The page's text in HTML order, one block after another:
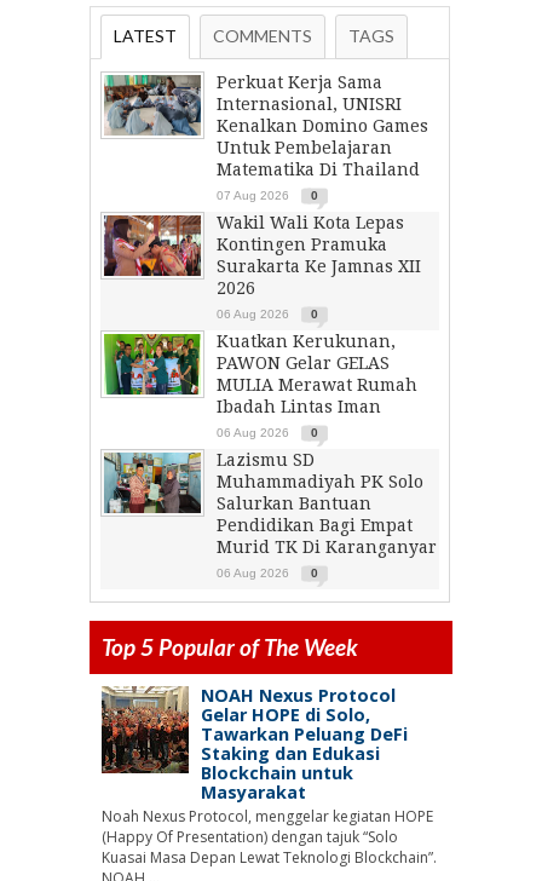
LATEST COMMENTS TAGS
Perkuat Kerja Sama
Internasional, UNISRI
Kenalkan Domino Games
Untuk Pembelajaran
Matematika Di Thailand
07 Aug 2026 0
Wakil Wali Kota Lepas
Kontingen Pramuka
Surakarta Ke Jamnas XII
2026
06 Aug 2026 0
Kuatkan Kerukunan,
PAWON Gelar GELAS
MULIA Merawat Rumah
Ibadah Lintas Iman
06 Aug 2026 0
Lazismu SD
Muhammadiyah PK Solo
Salurkan Bantuan
Pendidikan Bagi Empat
Murid TK Di Karanganyar
06 Aug 2026 0
Top 5 Popular of The Week
NOAH Nexus Protocol
Gelar HOPE di Solo,
Tawarkan Peluang DeFi
Staking dan Edukasi
Blockchain untuk
Masyarakat
Noah Nexus Protocol, menggelar kegiatan HOPE
(Happy Of Presentation) dengan tajuk “Solo
Kuasai Masa Depan Lewat Teknologi Blockchain”.